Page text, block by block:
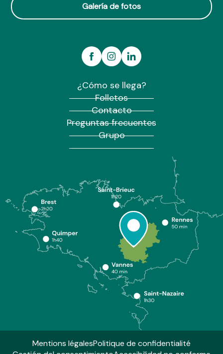
Galería de fotos
¿Cómo se llega?
Folletos
Contacto
Preguntas frecuentes
Grupo
Mentions légalesPolitique de confidentialité